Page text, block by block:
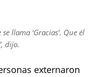
llama ‘Gracias’. Que él
dijo.
externaron